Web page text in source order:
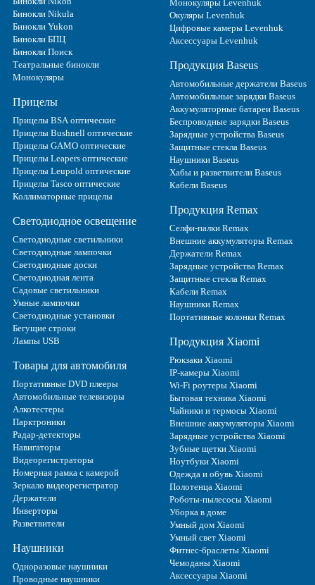
Бинокли Nikula
Бинокли Yukon
Бинокли БПЦ
Бинокли Поиск
Театральные бинокли
Монокуляры
Прицелы
Прицелы BSA оптические
Прицелы Bushnell оптические
Прицелы GAMO оптические
Прицелы Leapers оптические
Прицелы Leupold оптические
Прицелы Tasco оптические
Коллиматорные прицелы
Светодиодное освещение
Светодиодные светильники
Светодиодные лампочки
Светодиодные доски
Светодиодная лента
Садовые светильники
Умные лампочки
Светодиодные установки
Бегущие строки
Лампы USB
Товары для автомобиля
Портативные DVD плееры
Автомобильные телевизоры
Алкотестеры
Парктроники
Радар-детекторы
Навигаторы
Видеорегистраторы
Номерная рамка с камерой
Зеркало видеорегистратор
Держатели
Инверторы
Разветвители
Наушники
Одноразовые наушники
Проводные наушники
Монокуляры Levenhuk
Окуляры Levenhuk
Цифровые камеры Levenhuk
Аксессуары Levenhuk
Продукция Baseus
Автомобильные держатели Baseus
Автомобильные зарядки Baseus
Аккумуляторные батареи Baseus
Беспроводные зарядки Baseus
Зарядные устройства Baseus
Защитные стекла Baseus
Наушники Baseus
Хабы и разветвители Baseus
Кабели Baseus
Продукция Remax
Селфи-палки Remax
Внешние аккумуляторы Remax
Держатели Remax
Зарядные устройства Remax
Защитные стекла Remax
Кабели Remax
Наушники Remax
Портативные колонки Remax
Продукция Xiaomi
Рюкзаки Xiaomi
IP-камеры Xiaomi
Wi-Fi роутеры Xiaomi
Бытовая техника Xiaomi
Чайники и термосы Xiaomi
Внешние аккумуляторы Xiaomi
Зарядные устройства Xiaomi
Зубные щетки Xiaomi
Ноутбуки Xiaomi
Одежда и обувь Xiaomi
Полотенца Xiaomi
Роботы-пылесосы Xiaomi
Уборка в доме
Умный дом Xiaomi
Умный свет Xiaomi
Фитнес-браслеты Xiaomi
Чемоданы Xiaomi
Аксессуары Xiaomi